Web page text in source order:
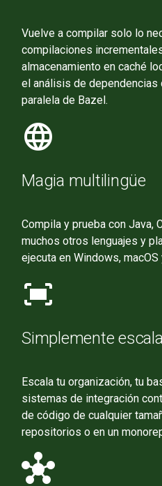
Vuelve a compilar solo lo
compilaciones
almacenamiento en caché
el análisis de
paralela de Bazel.
language
Magia multilingüe
Compila y prueba con Java,
muchos otros lenguajes y
ejecuta en Windows, macOS
fit_screen
Simplemente
Escala tu organización, tu
sistemas de integración
de código de cualquier
repositorios o en un
hub